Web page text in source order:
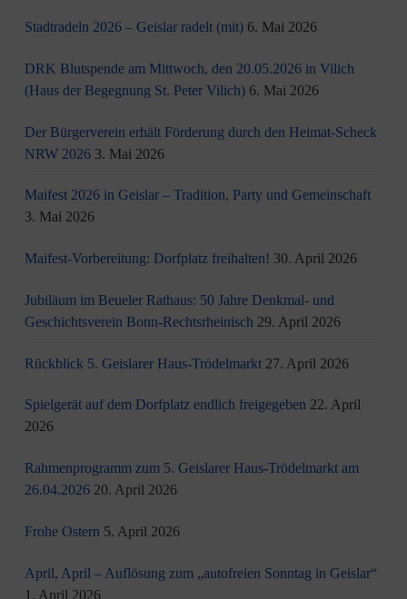
Stadtradeln 2026 – Geislar radelt (mit) 6. Mai 2026
DRK Blutspende am Mittwoch, den 20.05.2026 in Vilich
(Haus der Begegnung St. Peter Vilich) 6. Mai 2026
Der Bürgerverein erhält Förderung durch den Heimat-Scheck
NRW 2026 3. Mai 2026
Maifest 2026 in Geislar – Tradition, Party und Gemeinschaft
3. Mai 2026
Maifest-Vorbereitung: Dorfplatz freihalten! 30. April 2026
Jubiläum im Beueler Rathaus: 50 Jahre Denkmal- und
Geschichtsverein Bonn-Rechtsrheinisch 29. April 2026
Rückblick 5. Geislarer Haus-Trödelmarkt 27. April 2026
Spielgerät auf dem Dorfplatz endlich freigegeben 22. April
2026
Rahmenprogramm zum 5. Geislarer Haus-Trödelmarkt am
26.04.2026 20. April 2026
Frohe Ostern 5. April 2026
April, April – Auflösung zum „autofreien Sonntag in Geislar“
1. April 2026